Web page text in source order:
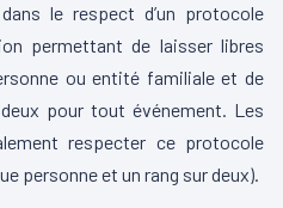
le respect d’un protocole
permettant de laisser libres
ou entité familiale et de
deux pour tout événement. Les
respecter ce protocole
personne et un rang sur deux).